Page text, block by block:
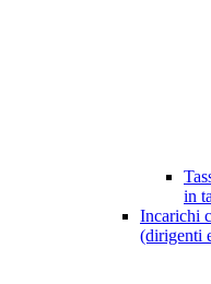
in
Incarichi
(dirigenti